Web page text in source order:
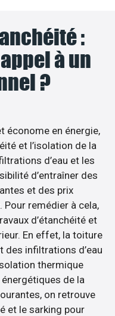
:
à un
?
économe en énergie,
et l’isolation de la
d’eau et les
d’entraîner des
et des prix
remédier à cela,
d’étanchéité et
En effet, la toiture
des infiltrations d’eau
thermique
de la
on retrouve
et le sarking pour